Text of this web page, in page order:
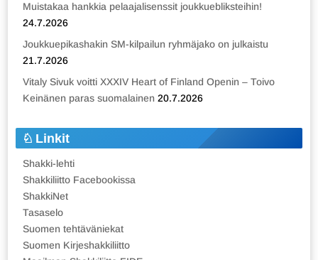
Muistakaa hankkia pelaajalisenssit joukkuebliksteihin!
24.7.2026
Joukkuepikashakin SM-kilpailun ryhmäjako on julkaistu
21.7.2026
Vitaly Sivuk voitti XXXIV Heart of Finland Openin – Toivo
Keinänen paras suomalainen 20.7.2026
Linkit
Shakki-lehti
Shakkiliitto Facebookissa
ShakkiNet
Tasaselo
Suomen tehtäväniekat
Suomen Kirjeshakkiliitto